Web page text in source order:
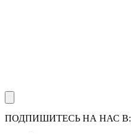
ПОДПИШИТЕСЬ НА НАС В: